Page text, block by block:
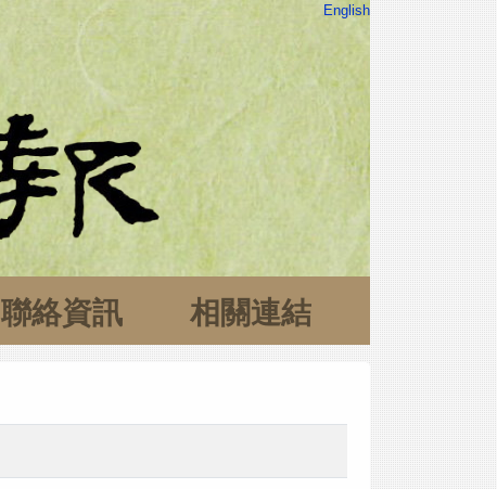
English
聯絡資訊 相關連結